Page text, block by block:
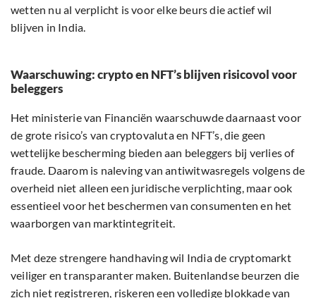
wetten nu al verplicht is voor elke beurs die actief wil
blijven in India.
Waarschuwing: crypto en NFT’s blijven risicovol voor
beleggers
Het ministerie van Financiën waarschuwde daarnaast voor
de grote risico’s van cryptovaluta en NFT’s, die geen
wettelijke bescherming bieden aan beleggers bij verlies of
fraude. Daarom is naleving van antiwitwasregels volgens de
overheid niet alleen een juridische verplichting, maar ook
essentieel voor het beschermen van consumenten en het
waarborgen van marktintegriteit.
Met deze strengere handhaving wil India de cryptomarkt
veiliger en transparanter maken. Buitenlandse beurzen die
zich niet registreren, riskeren een volledige blokkade van